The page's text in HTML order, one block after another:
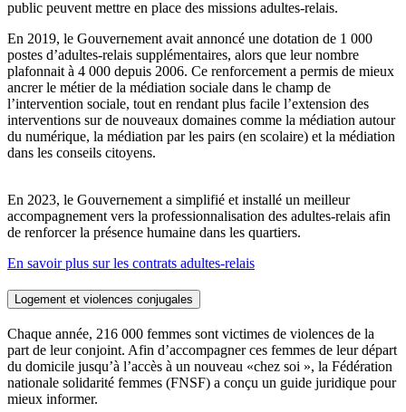
public peuvent mettre en place des missions adultes-relais.
En 2019, le Gouvernement avait annoncé une dotation de 1 000
postes d’adultes-relais supplémentaires, alors que leur nombre
plafonnait à 4 000 depuis 2006. Ce renforcement a permis de mieux
ancrer le métier de la médiation sociale dans le champ de
l’intervention sociale, tout en rendant plus facile l’extension des
interventions sur de nouveaux domaines comme la médiation autour
du numérique, la médiation par les pairs (en scolaire) et la médiation
dans les conseils citoyens.
En 2023, le Gouvernement a simplifié et installé un meilleur
accompagnement vers la professionnalisation des adultes-relais afin
de renforcer la présence humaine dans les quartiers.
En savoir plus sur les contrats adultes-relais
Logement et violences conjugales
Chaque année, 216 000 femmes sont victimes de violences de la
part de leur conjoint. Afin d’accompagner ces femmes de leur départ
du domicile jusqu’à l’accès à un nouveau «chez soi », la Fédération
nationale solidarité femmes (FNSF) a conçu un guide juridique pour
mieux informer.